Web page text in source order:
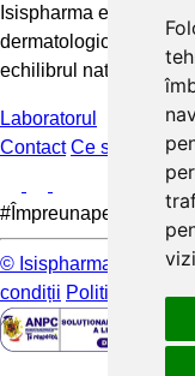
Isispharma este un
dermatologice
echilibrul natural al
Laboratorul
Contact Ce spun
© Isispharma 2026
condiții Politica de